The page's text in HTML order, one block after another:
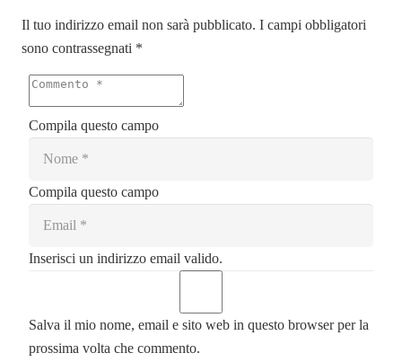
Il tuo indirizzo email non sarà pubblicato. I campi obbligatori
sono contrassegnati *
Compila questo campo
Compila questo campo
Inserisci un indirizzo email valido.
Salva il mio nome, email e sito web in questo browser per la
prossima volta che commento.